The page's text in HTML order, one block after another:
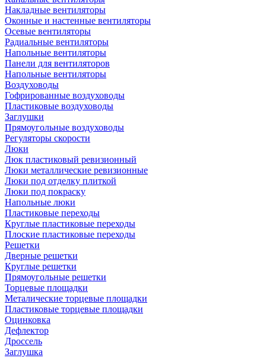
Накладные вентиляторы
Оконные и настенные вентиляторы
Осевые вентиляторы
Радиальные вентиляторы
Напольные вентиляторы
Панели для вентиляторов
Напольные вентиляторы
Воздуховоды
Гофрированные воздуховоды
Пластиковые воздуховоды
Заглушки
Прямоугольные воздуховоды
Регуляторы скорости
Люки
Люк пластиковый ревизионный
Люки металлические ревизионные
Люки под отделку плиткой
Люки под покраску
Напольные люки
Пластиковые переходы
Круглые пластиковые переходы
Плоские пластиковые переходы
Решетки
Дверные решетки
Круглые решетки
Прямоугольные решетки
Торцевые площадки
Металические торцевые площадки
Пластиковые торцевые площадки
Оцинковка
Дефлектор
Дроссель
Заглушка